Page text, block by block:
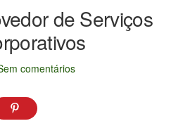
de Serviços
comentários